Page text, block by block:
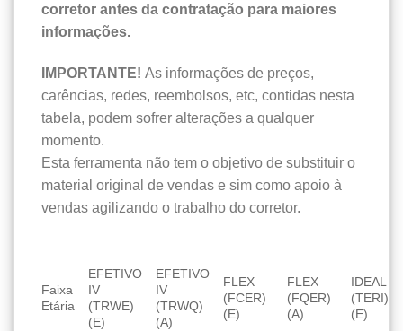
corretor antes da contratação para maiores
informações.
IMPORTANTE! As informações de preços,
carências, redes, reembolsos, etc, contidas nesta
tabela, podem sofrer alterações a qualquer
momento.
Esta ferramenta não tem o objetivo de substituir o
material original de vendas e sim como apoio à
vendas agilizando o trabalho do corretor.
Faixa
Etária
EFETIVO
IV
(TRWE)
(E)
EFETIVO
IV
(TRWQ)
(A)
FLEX
(FCER)
(E)
FLEX
(FQER)
(A)
IDEAL
(TERI)
(E)